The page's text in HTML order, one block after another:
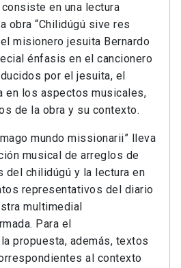
en una lectura
obra “Chilidúgú sive res
misionero jesuita Bernardo
énfasis en el cancionero
por el jesuita, el
en los aspectos musicales,
de la obra y su contexto.
mundo missionarii” lleva
musical de arreglos de
del chilidúgú y la lectura en
representativos del diario
multimedial
Para el
propuesta, además, textos
al contexto